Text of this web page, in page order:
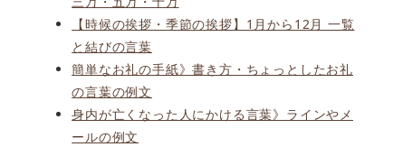
【時候の挨拶・季節の挨拶】1月から12月 一覧
と結びの言葉
簡単なお礼の手紙》書き方・ちょっとしたお礼
の言葉の例文
身内が亡くなった人にかける言葉》ラインやメ
ールの例文